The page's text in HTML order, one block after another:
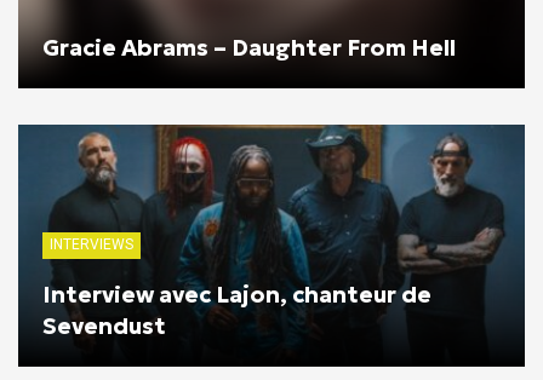
Gracie Abrams – Daughter From Hell
INTERVIEWS
Interview avec Lajon, chanteur de
Sevendust